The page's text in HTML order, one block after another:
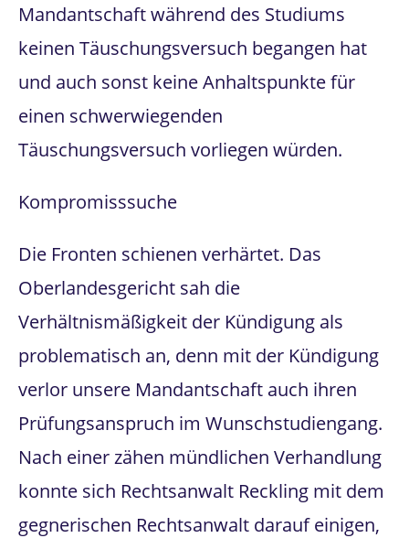
Mandantschaft während des Studiums
keinen Täuschungsversuch begangen hat
und auch sonst keine Anhaltspunkte für
einen schwerwiegenden
Täuschungsversuch vorliegen würden.
Kompromisssuche
Die Fronten schienen verhärtet. Das
Oberlandesgericht sah die
Verhältnismäßigkeit der Kündigung als
problematisch an, denn mit der Kündigung
verlor unsere Mandantschaft auch ihren
Prüfungsanspruch im Wunschstudiengang.
Nach einer zähen mündlichen Verhandlung
konnte sich Rechtsanwalt Reckling mit dem
gegnerischen Rechtsanwalt darauf einigen,